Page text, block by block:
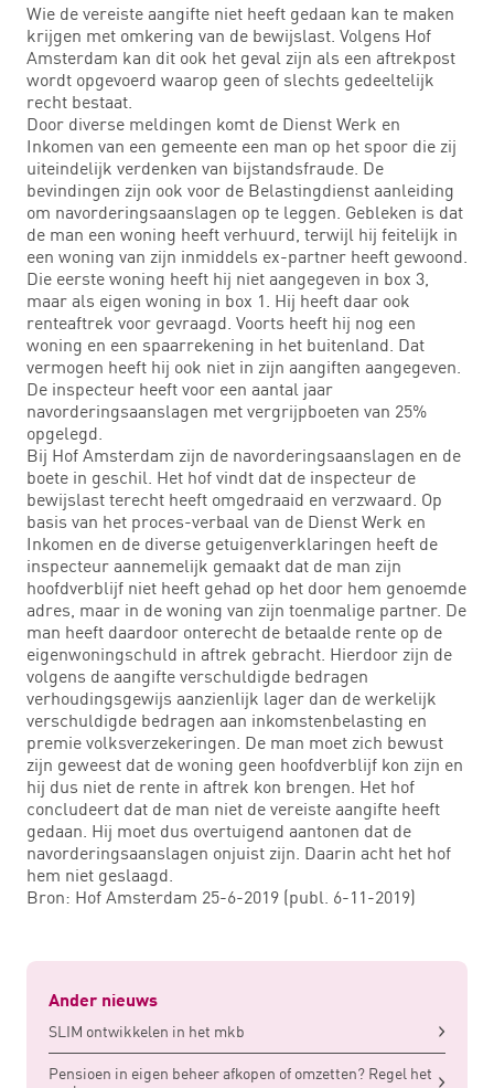
Wie de vereiste aangifte niet heeft gedaan kan te maken
krijgen met omkering van de bewijslast. Volgens Hof
Amsterdam kan dit ook het geval zijn als een aftrekpost
wordt opgevoerd waarop geen of slechts gedeeltelijk
recht bestaat.
Door diverse meldingen komt de Dienst Werk en
Inkomen van een gemeente een man op het spoor die zij
uiteindelijk verdenken van bijstandsfraude. De
bevindingen zijn ook voor de Belastingdienst aanleiding
om navorderingsaanslagen op te leggen. Gebleken is dat
de man een woning heeft verhuurd, terwijl hij feitelijk in
een woning van zijn inmiddels ex-partner heeft gewoond.
Die eerste woning heeft hij niet aangegeven in box 3,
maar als eigen woning in box 1. Hij heeft daar ook
renteaftrek voor gevraagd. Voorts heeft hij nog een
woning en een spaarrekening in het buitenland. Dat
vermogen heeft hij ook niet in zijn aangiften aangegeven.
De inspecteur heeft voor een aantal jaar
navorderingsaanslagen met vergrijpboeten van 25%
opgelegd.
Bij Hof Amsterdam zijn de navorderingsaanslagen en de
boete in geschil. Het hof vindt dat de inspecteur de
bewijslast terecht heeft omgedraaid en verzwaard. Op
basis van het proces-verbaal van de Dienst Werk en
Inkomen en de diverse getuigenverklaringen heeft de
inspecteur aannemelijk gemaakt dat de man zijn
hoofdverblijf niet heeft gehad op het door hem genoemde
adres, maar in de woning van zijn toenmalige partner. De
man heeft daardoor onterecht de betaalde rente op de
eigenwoningschuld in aftrek gebracht. Hierdoor zijn de
volgens de aangifte verschuldigde bedragen
verhoudingsgewijs aanzienlijk lager dan de werkelijk
verschuldigde bedragen aan inkomstenbelasting en
premie volksverzekeringen. De man moet zich bewust
zijn geweest dat de woning geen hoofdverblijf kon zijn en
hij dus niet de rente in aftrek kon brengen. Het hof
concludeert dat de man niet de vereiste aangifte heeft
gedaan. Hij moet dus overtuigend aantonen dat de
navorderingsaanslagen onjuist zijn. Daarin acht het hof
hem niet geslaagd.
Bron: Hof Amsterdam 25-6-2019 (publ. 6-11-2019)
Ander nieuws
SLIM ontwikkelen in het mkb
Pensioen in eigen beheer afkopen of omzetten? Regel het